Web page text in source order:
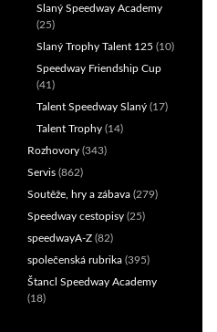
Slaný Speedway Academy
(25)
Slaný Trophy Talent 125 (10)
Speedway Friendship Cup
(41)
Talent Speedway Slaný (17)
Talent Trophy (14)
Rozhovory (343)
Servis (862)
Soutěže, hry a zábava (279)
Speedway cestopisy (25)
speedwayA-Z (82)
společenská rubrika (395)
Štancl Speedway Academy
(18)